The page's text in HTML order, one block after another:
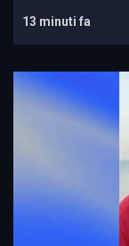
13 minuti fa